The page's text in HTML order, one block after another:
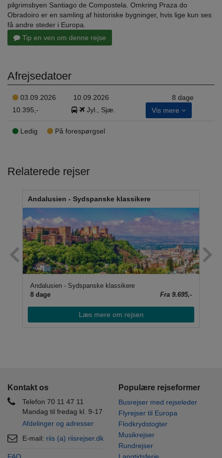
pilgrimsbyen Santiago de Compostela. Omkring Praza do
Obradoiro er en samling af historiske bygninger, hvis lige kun ses
få andre steder i Europa.
Tip en ven om denne rejse
Afrejsedatoer
03.09.2026 10.09.2026
8 dage
10.395,-
Jyl., Sjæ. Vis mere
Ledig På forespørgsel
Relaterede rejser
Andalusien - Sydspanske klassikere
Andalusien - Sydspanske klassikere
8 dage
Fra 9.695,-
Læs mere om rejsen
Kontakt os
Telefon 70 11 47 11
Mandag til fredag kl. 9-17
Afdelinger og adresser
E-mail: riis (a) riisrejser.dk
Populære rejseformer
Busrejser med rejseleder
Flyrejser til Europa
Flodkrydstogter
Musikrejser
Rundrejser